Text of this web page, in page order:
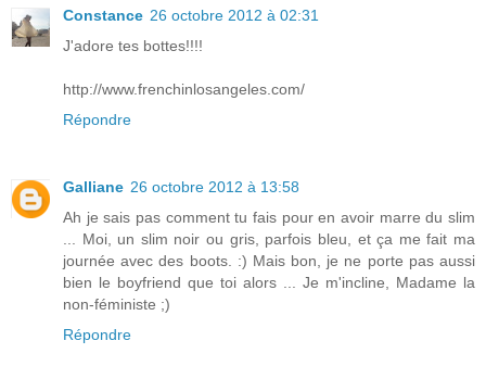
Constance 26 octobre 2012 à 02:31
J'adore tes bottes!!!!
http://www.frenchinlosangeles.com/
Répondre
Galliane 26 octobre 2012 à 13:58
Ah je sais pas comment tu fais pour en avoir marre du slim
... Moi, un slim noir ou gris, parfois bleu, et ça me fait ma
journée avec des boots. :) Mais bon, je ne porte pas aussi
bien le boyfriend que toi alors ... Je m'incline, Madame la
non-féministe ;)
Répondre